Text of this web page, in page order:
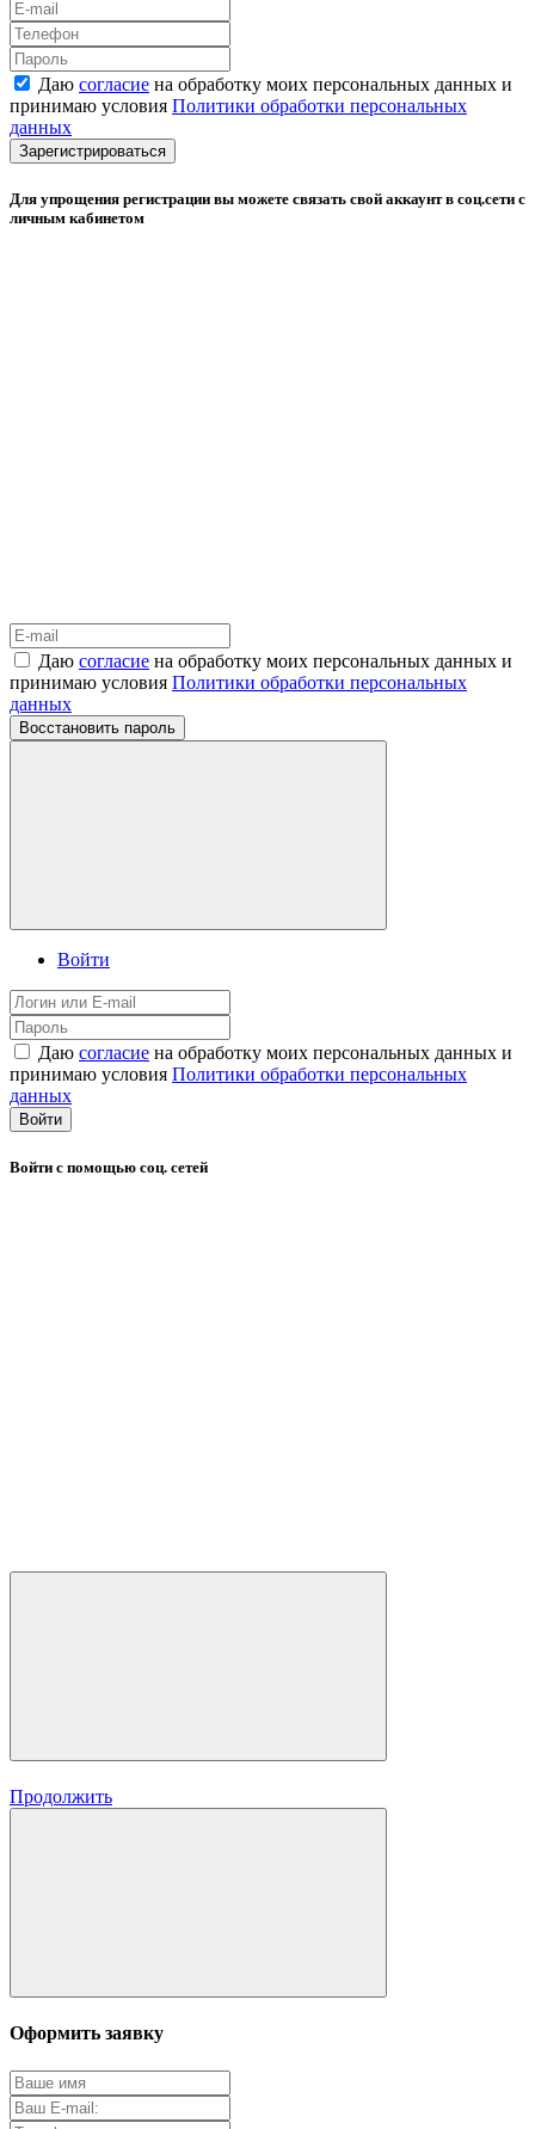
Даю согласие на обработку моих персональных данных и
принимаю условия Политики обработки персональных
данных
Зарегистрироваться
Для упрощения регистрации вы можете связать свой аккаунт в соц.сети с
личным кабинетом
Даю согласие на обработку моих персональных данных и
принимаю условия Политики обработки персональных
данных
Восстановить пароль
Войти
Даю согласие на обработку моих персональных данных и
принимаю условия Политики обработки персональных
данных
Войти
Войти с помощью соц. сетей
Продолжить
Оформить заявку